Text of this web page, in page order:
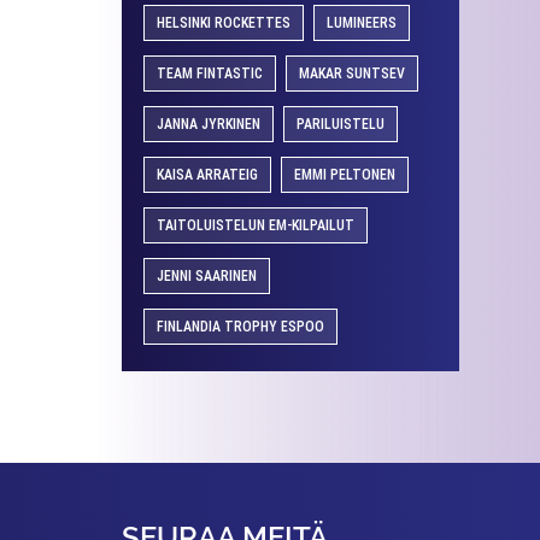
HELSINKI ROCKETTES LUMINEERS
TEAM FINTASTIC MAKAR SUNTSEV
JANNA JYRKINEN PARILUISTELU
KAISA ARRATEIG EMMI PELTONEN
TAITOLUISTELUN EM-KILPAILUT
JENNI SAARINEN
FINLANDIA TROPHY ESPOO